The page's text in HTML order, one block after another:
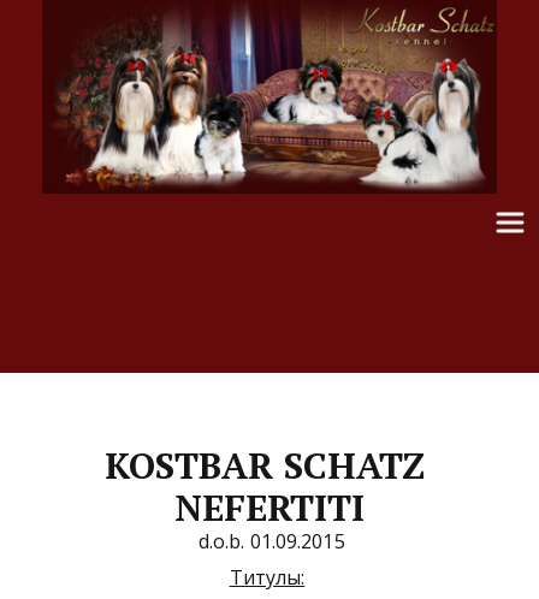
KOSTBAR SCHATZ
NEFERTITI
d.o.b. 01.09.2015
​Титулы:﻿